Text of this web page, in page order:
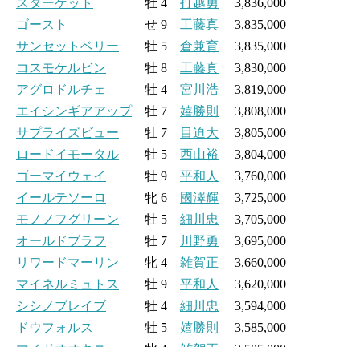
スターゲット 牡 4 打越勇
3,836,000
ゴースト
せ 9 工藤真 3,835,000
サンセットベリー 牡 5 倉兼育 3,835,000
コスモケルビン 牡 8 工藤真 3,830,000
アグロドルチェ
牡 4 宮川浩 3,819,000
エイシンギアアップ牡 7 嬉勝則
3,808,000
サプライズビュー 牡 7 目迫大 3,805,000
ロードイモータル 牡 5 西山裕 3,804,000
ゴーマイウェイ
牡 9 平和人
3,760,000
イールテソーロ
牝 6 國澤輝 3,725,000
モノノフグリーン 牡 5 細川忠
3,705,000
オールドブラフ
牡 7 川野勇
3,695,000
リワードマーリン 牝 4 雑賀正 3,660,000
マイネルミュトス
牡 9 平和人
3,620,000
シシノブレイブ 牡 4 細川忠
3,594,000
ドウフォルス
牡 5 嬉勝則
3,585,000